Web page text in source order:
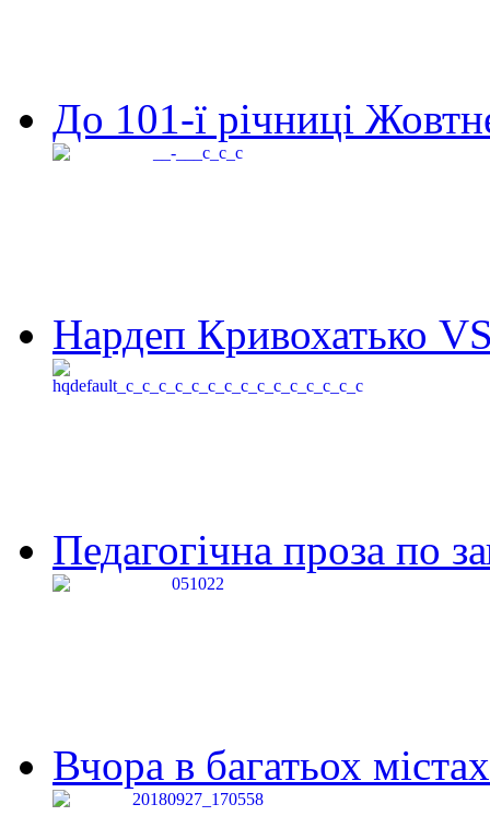
До 101-ї річниці
Нардеп Кривохатько
Педагогічна проза по
Вчора в багатьох